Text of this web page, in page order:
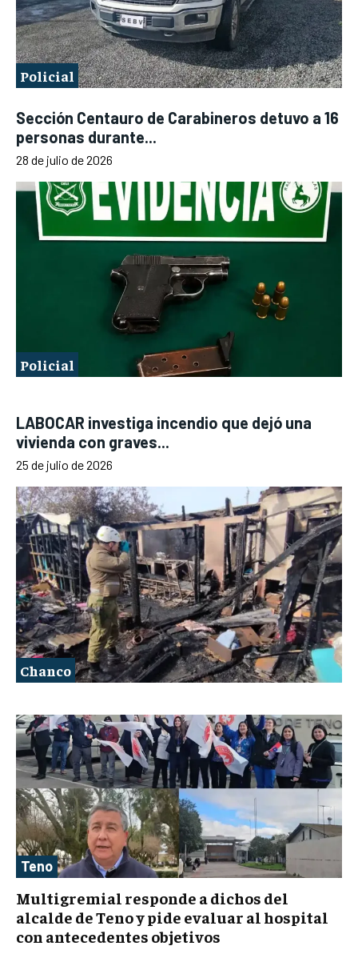
Policial
Sección Centauro de Carabineros detuvo a 16
personas durante...
28 de julio de 2026
Policial
LABOCAR investiga incendio que dejó una
vivienda con graves...
25 de julio de 2026
Chanco
Teno
Multigremial responde a dichos del
alcalde de Teno y pide evaluar al hospital
con antecedentes objetivos